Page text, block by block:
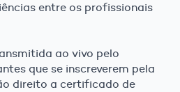
entre os profissionais
ao vivo pelo
que se inscreverem pela
direito a certificado de